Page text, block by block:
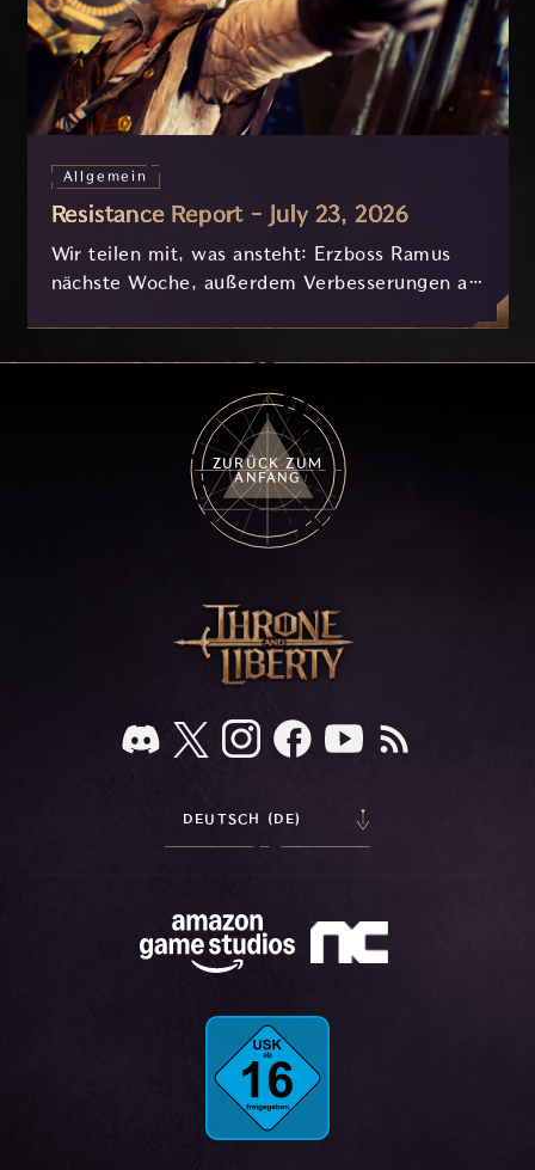
Allgemein
Resistance Report - July 23, 2026
Wir teilen mit, was ansteht: Erzboss Ramus
nächste Woche, außerdem Verbesserungen an
sind.
ZURÜCK ZUM
ANFANG
DEUTSCH (DE)